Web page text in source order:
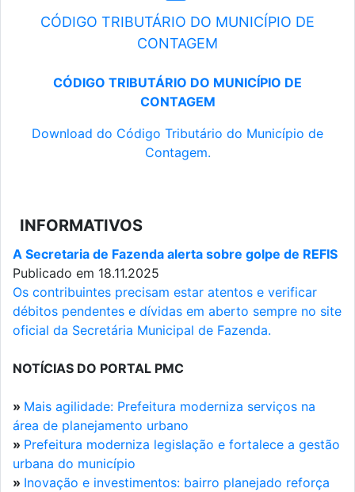
CÓDIGO TRIBUTÁRIO DO MUNICÍPIO DE
CONTAGEM
CÓDIGO TRIBUTÁRIO DO MUNICÍPIO DE
CONTAGEM
Download do Código Tributário do Município de
Contagem.
INFORMATIVOS
A Secretaria de Fazenda alerta sobre golpe de REFIS
Publicado em 18.11.2025
Os contribuintes precisam estar atentos e verificar
débitos pendentes e dívidas em aberto sempre no site
oficial da Secretária Municipal de Fazenda.
NOTÍCIAS DO PORTAL PMC
» Mais agilidade: Prefeitura moderniza serviços na
área de planejamento urbano
» Prefeitura moderniza legislação e fortalece a gestão
urbana do município
» Inovação e investimentos: bairro planejado reforça